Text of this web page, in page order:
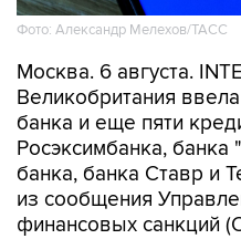
Фото: Александр Мелехов/ТАСС
Москва. 6 августа.
Великобритания
банка и еще пяти
Росэксимбанка, банка
банка, банка Ставр и
из сообщения
финансовых санкций